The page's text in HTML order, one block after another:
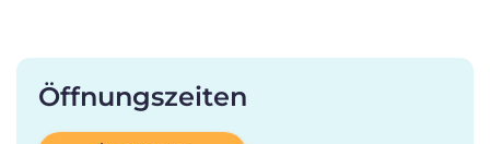
Öffnungszeiten